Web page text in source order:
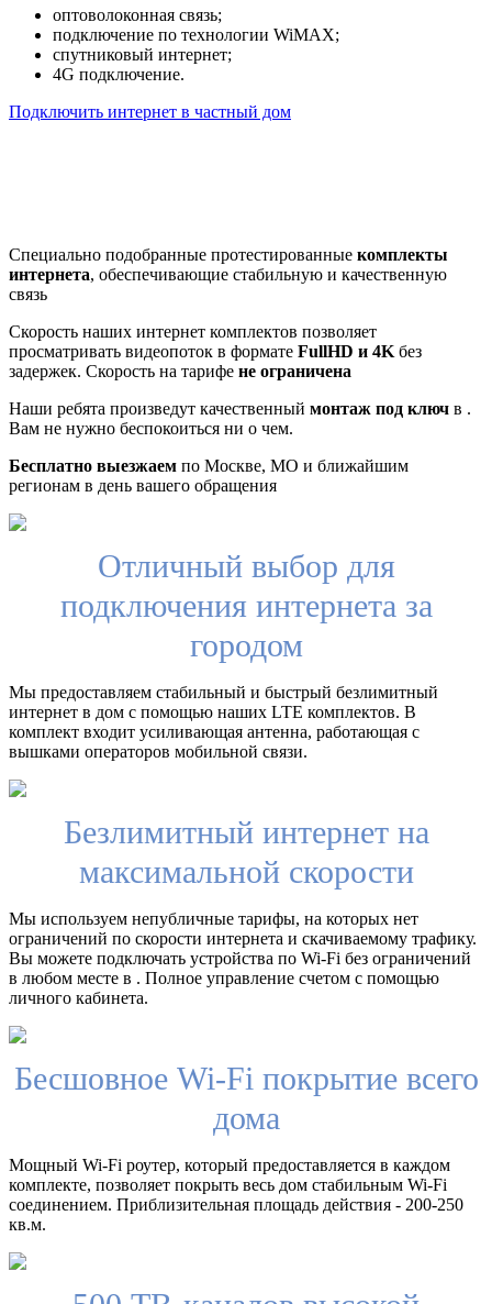
оптоволоконная связь;
подключение по технологии WiMAX;
спутниковый интернет;
4G подключение.
Подключить интернет в частный дом
Специально подобранные протестированные комплекты
интернета, обеспечивающие стабильную и качественную
связь
Скорость наших интернет комплектов позволяет
просматривать видеопоток в формате FullHD и 4K без
задержек. Скорость на тарифе не ограничена
Наши ребята произведут качественный монтаж под ключ в .
Вам не нужно беспокоиться ни о чем.
Бесплатно выезжаем по Москве, МО и ближайшим
регионам в день вашего обращения
Отличный выбор для
подключения интернета за
городом
Мы предоставляем стабильный и быстрый безлимитный
интернет в дом с помощью наших LTE комплектов. В
комплект входит усиливающая антенна, работающая с
вышками операторов мобильной связи.
Безлимитный интернет на
максимальной скорости
Мы используем непубличные тарифы, на которых нет
ограничений по скорости интернета и скачиваемому трафику.
Вы можете подключать устройства по Wi-Fi без ограничений
в любом месте в . Полное управление счетом с помощью
личного кабинета.
Бесшовное Wi-Fi покрытие всего
дома
Мощный Wi-Fi роутер, который предоставляется в каждом
комплекте, позволяет покрыть весь дом стабильным Wi-Fi
соединением. Приблизительная площадь действия - 200-250
кв.м.